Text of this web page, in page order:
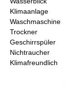
Klimaanlage
Waschmaschine
Trockner
Geschirrspüler
Nichtraucher
Klimafreundlich